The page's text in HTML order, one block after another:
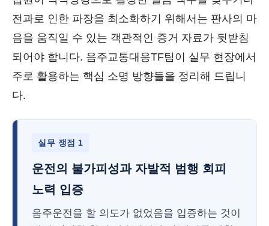
전과로 인한 파장을 최소화하기 위해서는 판사의 마
음을 움직일 수 있는 객관적인 증거 자료가 뒷받침
되어야 합니다. 음주교통대응TF팀이 실무 현장에서
주로 활용하는 핵심 소명 방향들을 정리해 드립니
다.
실무 쟁점 1
운전의 불가피성과 자발적 범행 회피
노력 입증
음주운전을 할 의도가 없었음을 입증하는 것이